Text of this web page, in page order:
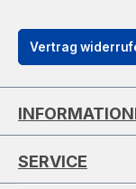
Vertrag
SERVICE